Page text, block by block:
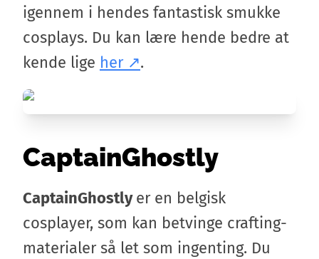
igennem i hendes fantastisk smukke
cosplays. Du kan lære hende bedre at
kende lige her .
CaptainGhostly
CaptainGhostlyer en belgisk
cosplayer, som kan betvinge crafting-
materialer så let som ingenting. Du